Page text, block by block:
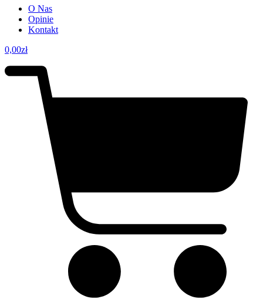
O Nas
Opinie
Kontakt
0,00zł